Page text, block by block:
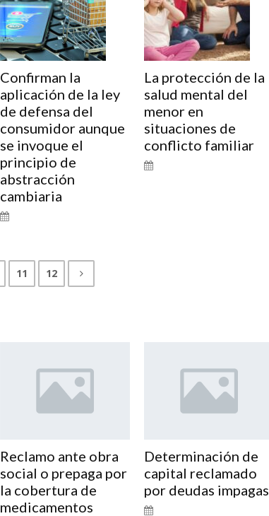
Confirman la
aplicación de la ley
de defensa del
consumidor aunque
se invoque el
principio de
abstracción
cambiaria
La protección de la
salud mental del
menor en
situaciones de
conflicto familiar
11 12
Reclamo ante obra
social o prepaga por
la cobertura de
medicamentos
Determinación de
capital reclamado
por deudas impagas